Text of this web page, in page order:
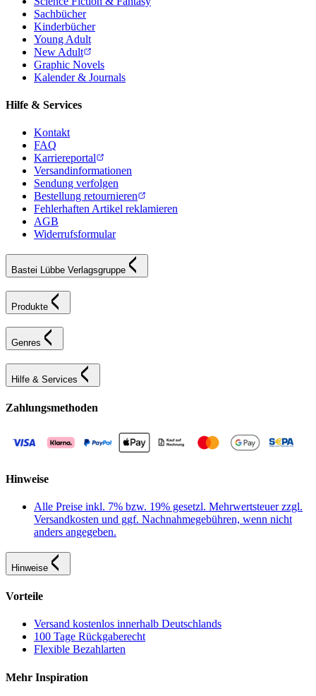
Sachbücher
Kinderbücher
Young Adult
New Adult
Graphic Novels
Kalender & Journals
Hilfe & Services
Kontakt
FAQ
Karriereportal
Versandinformationen
Sendung verfolgen
Bestellung retournieren
Fehlerhaften Artikel reklamieren
AGB
Widerrufsformular
Bastei Lübbe Verlagsgruppe
Produkte
Genres
Hilfe & Services
Zahlungsmethoden
Hinweise
Alle Preise inkl. 7% bzw. 19% gesetzl. Mehrwertsteuer zzgl.
Versandkosten und ggf. Nachnahmegebühren, wenn nicht
anders angegeben.
Hinweise
Vorteile
Versand kostenlos innerhalb Deutschlands
100 Tage Rückgaberecht
Flexible Bezahlarten
Mehr Inspiration